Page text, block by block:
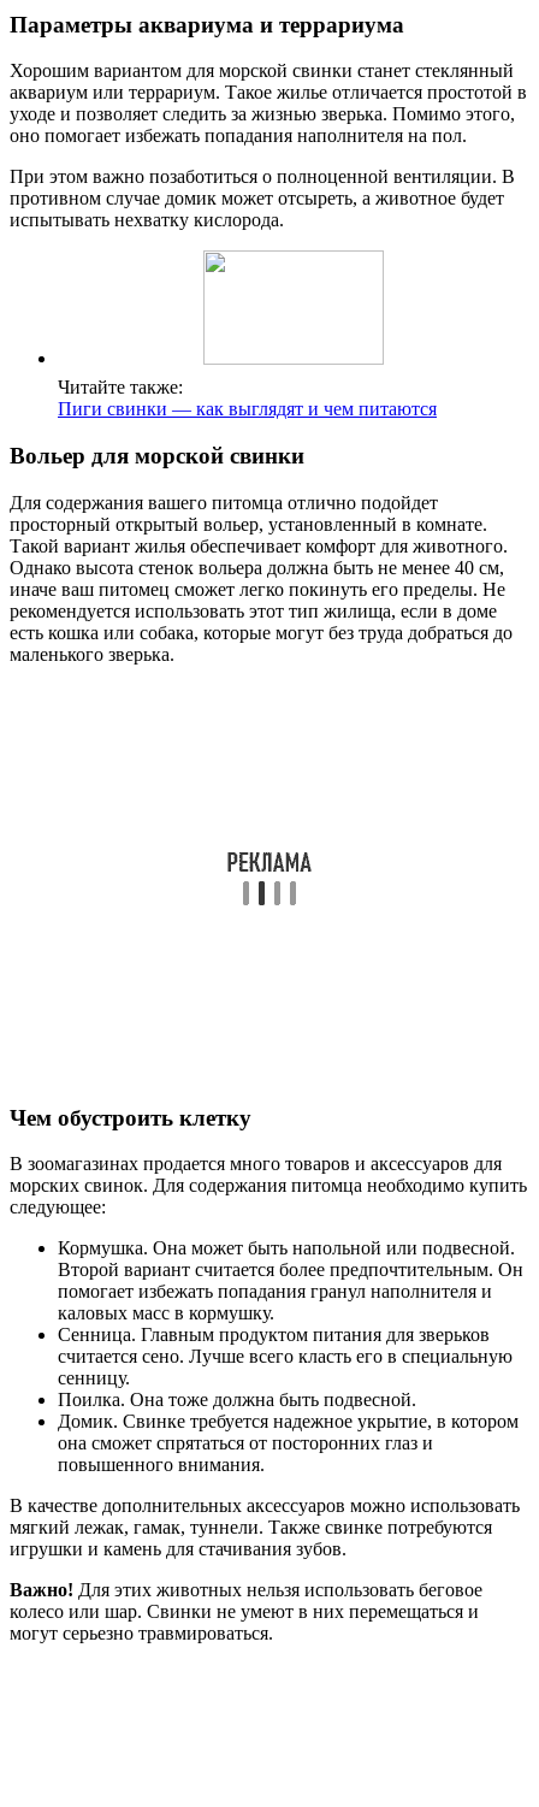
Параметры аквариума и террариума
Хорошим вариантом для морской свинки станет стеклянный
аквариум или террариум. Такое жилье отличается простотой в
уходе и позволяет следить за жизнью зверька. Помимо этого,
оно помогает избежать попадания наполнителя на пол.
При этом важно позаботиться о полноценной вентиляции. В
противном случае домик может отсыреть, а животное будет
испытывать нехватку кислорода.
Читайте также:
Пиги свинки — как выглядят и чем питаются
Вольер для морской свинки
Для содержания вашего питомца отлично подойдет
просторный открытый вольер, установленный в комнате.
Такой вариант жилья обеспечивает комфорт для животного.
Однако высота стенок вольера должна быть не менее 40 см,
иначе ваш питомец сможет легко покинуть его пределы. Не
рекомендуется использовать этот тип жилища, если в доме
есть кошка или собака, которые могут без труда добраться до
маленького зверька.
Чем обустроить клетку
В зоомагазинах продается много товаров и аксессуаров для
морских свинок. Для содержания питомца необходимо купить
следующее:
Кормушка. Она может быть напольной или подвесной.
Второй вариант считается более предпочтительным. Он
помогает избежать попадания гранул наполнителя и
каловых масс в кормушку.
Сенница. Главным продуктом питания для зверьков
считается сено. Лучше всего класть его в специальную
сенницу.
Поилка. Она тоже должна быть подвесной.
Домик. Свинке требуется надежное укрытие, в котором
она сможет спрятаться от посторонних глаз и
повышенного внимания.
В качестве дополнительных аксессуаров можно использовать
мягкий лежак, гамак, туннели. Также свинке потребуются
игрушки и камень для стачивания зубов.
Важно! Для этих животных нельзя использовать беговое
колесо или шар. Свинки не умеют в них перемещаться и
могут серьезно травмироваться.